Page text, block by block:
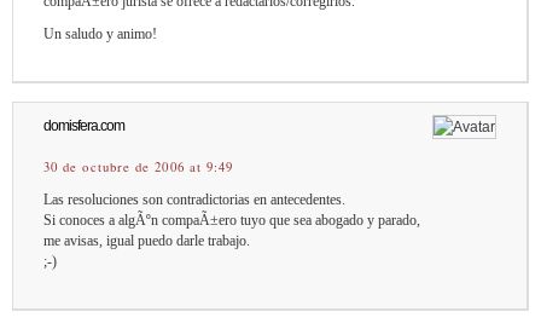
Un saludo y animo!
domisfera.com
30 de octubre de 2006 at 9:49
Las resoluciones son contradictorias en antecedentes.
Si conoces a algÃºn compaÃ±ero tuyo que sea abogado y parado,
me avisas, igual puedo darle trabajo.
;-)